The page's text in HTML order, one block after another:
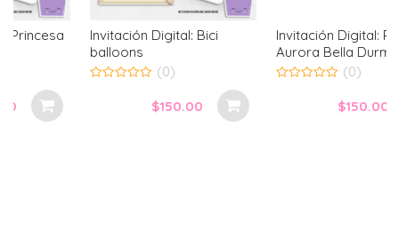
Invitación Digital: Bici
out
of
(0)
Invitación Digital: Princesa
Aurora Bella Durmiente
out
of
(0)